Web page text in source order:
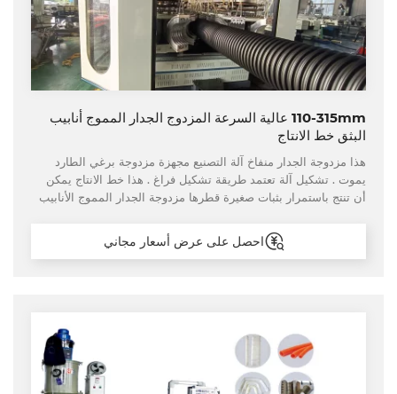
110-315mm عالية السرعة المزدوج الجدار المموج أنابيب
البثق خط الانتاج
هذا مزدوجة الجدار منفاخ آلة التصنيع مجهزة مزدوجة برغي الطارد
يموت . تشكيل آلة تعتمد طريقة تشكيل فراغ . هذا خط الانتاج يمكن
أن تنتج باستمرار بثبات صغيرة قطرها مزدوجة الجدار المموج الأنابيب
الجدار المموج أنابيب لديها خصائص مقاومة للتآكل ، ومقاومة التآكل ،
وقوة عالية ، ومرونة كبيرة ، الخ .
احصل على عرض أسعار مجاني